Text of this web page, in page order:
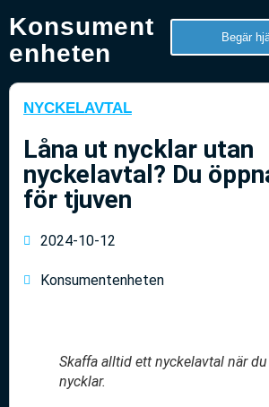
Konsument
enheten
Begär
NYCKELAVTAL
Låna ut nycklar utan
nyckelavtal? Du
för tjuven
2024-10-12
Konsumentenheten
Skaffa alltid ett nyckelavtal när
nycklar.